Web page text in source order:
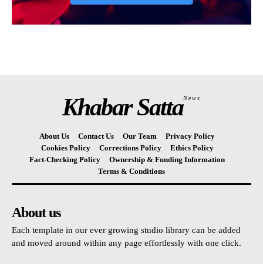
Khabar SattaNews
About Us Contact Us Our Team
Privacy Policy
Cookies Policy
Corrections Policy
Ethics Policy
Fact-Checking Policy
Ownership & Funding Information
Terms & Conditions
About us
Each template in our ever growing studio library can be added
and moved around within any page effortlessly with one click.